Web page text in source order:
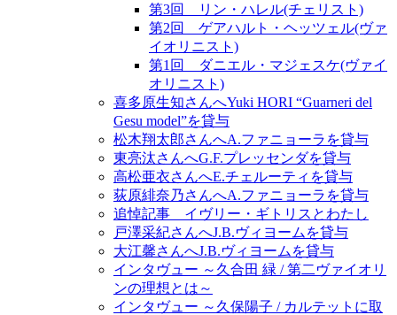
第3回 リン・ハレル(チェリスト)
第2回 ゲアハルト・ヘッツェル(ヴァ
イオリニスト)
第1回 ダニエル・マジェスケ(ヴァイ
オリニスト)
喜多原生知さんへYuki HORI “Guarneri del
Gesu model”を貸与
松木翔太郎さんへA.ファニョーラを貸与
東亮汰さんへG.F.プレッセンダを貸与
高松亜衣さんへE.チェルーティを貸与
荻原緋奈乃さんへA.ファニョーラを貸与
追悼記事 イヴリー・ギトリスとわたし
戸澤采紀さんへJ.B.ヴィヨームを貸与
大江馨さんへJ.B.ヴィヨームを貸与
インタヴュー ～久合田 緑 / 第二ヴァイオリ
ンの理想とは～
インタヴュー ～久保陽子 / カルテットに取